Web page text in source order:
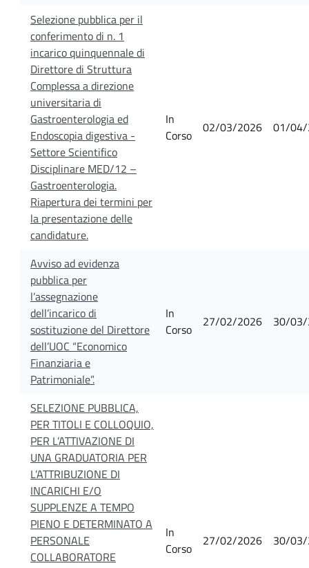
Selezione pubblica per il
conferimento di n. 1
incarico quinquennale di
Direttore di Struttura
Complessa a direzione
universitaria di
Gastroenterologia ed
Endoscopia digestiva -
Settore Scientifico
Disciplinare MED/12 –
Gastroenterologia.
Riapertura dei termini per
la presentazione delle
candidature.
In
Corso
02/03/2026 01/
Avviso ad evidenza
pubblica per
l’assegnazione
dell’incarico di
sostituzione del Direttore
dell’UOC “Economico
Finanziaria e
Patrimoniale”.
In
Corso
27/02/2026 30/
SELEZIONE PUBBLICA,
PER TITOLI E COLLOQUIO,
PER L’ATTIVAZIONE DI
UNA GRADUATORIA PER
L’ATTRIBUZIONE DI
INCARICHI E/O
SUPPLENZE A TEMPO
PIENO E DETERMINATO A
PERSONALE
COLLABORATORE
In
Corso
27/02/2026 30/